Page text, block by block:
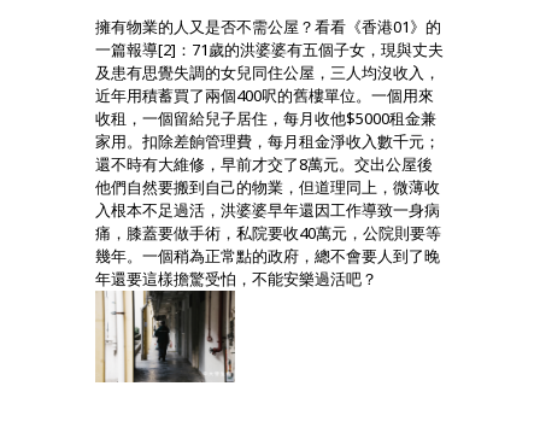
擁有物業的人又是否不需公屋？看看《香港01》的
一篇報導[2]：71歲的洪婆婆有五個子女，現與丈夫
及患有思覺失調的女兒同住公屋，三人均沒收入，
近年用積蓄買了兩個400呎的舊樓單位。一個用來
收租，一個留給兒子居住，每月收他$5000租金兼
家用。扣除差餉管理費，每月租金淨收入數千元；
還不時有大維修，早前才交了8萬元。交出公屋後
他們自然要搬到自己的物業，但道理同上，微薄收
入根本不足過活，洪婆婆早年還因工作導致一身病
痛，膝蓋要做手術，私院要收40萬元，公院則要等
幾年。一個稍為正常點的政府，總不會要人到了晚
年還要這樣擔驚受怕，不能安樂過活吧？